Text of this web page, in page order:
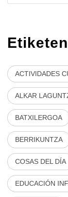
ACTIVIDADES
ALKAR
BATXILERGOA
BERRIKUNTZA
COSAS DEL DÍA
EDUCACIÓN